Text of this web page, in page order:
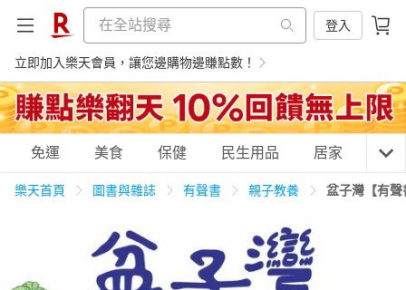
登入
立即加入樂天會員，讓您邊購物邊賺點數！
購物網分類
美食蛋糕 養生保健
免運 美食 保健 民生用品 居家 3C
樂天首頁 圖書與雜誌 有聲書 親子教養 盆子灣【有聲